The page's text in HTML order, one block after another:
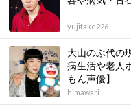
yujitake226
大山のぶ代の
病生活や老人
もん声優】
himawari